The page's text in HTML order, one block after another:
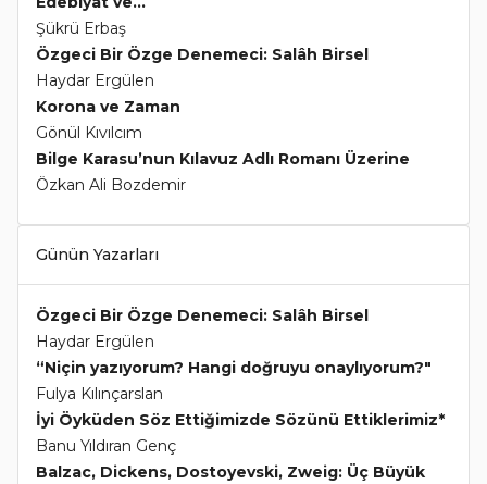
Şükrü Erbaş
Özgeci Bir Özge Denemeci: Salâh Birsel
Haydar Ergülen
Korona ve Zaman
Gönül Kıvılcım
Bilge Karasu’nun Kılavuz Adlı Romanı Üzerine
Özkan Ali Bozdemir
Günün Yazarları
Özgeci Bir Özge Denemeci: Salâh Birsel
Haydar Ergülen
“Niçin yazıyorum? Hangi doğruyu onaylıyorum?"
Fulya Kılınçarslan
İyi Öyküden Söz Ettiğimizde Sözünü Ettiklerimiz*
Banu Yıldıran Genç
Balzac, Dickens, Dostoyevski, Zweig: Üç Büyük